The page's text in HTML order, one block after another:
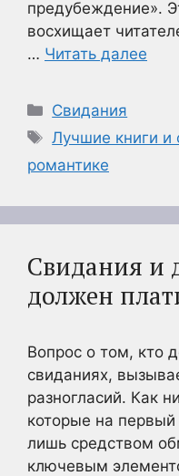
предубеждение».
восхищает
… Читать далее
Рубрики
Свидания
Метки
Лучшие книги и
романтике
Свидания и
должен
Вопрос о том, кто
свиданиях,
разногласий. Как
которые на первый
лишь средством
ключевым